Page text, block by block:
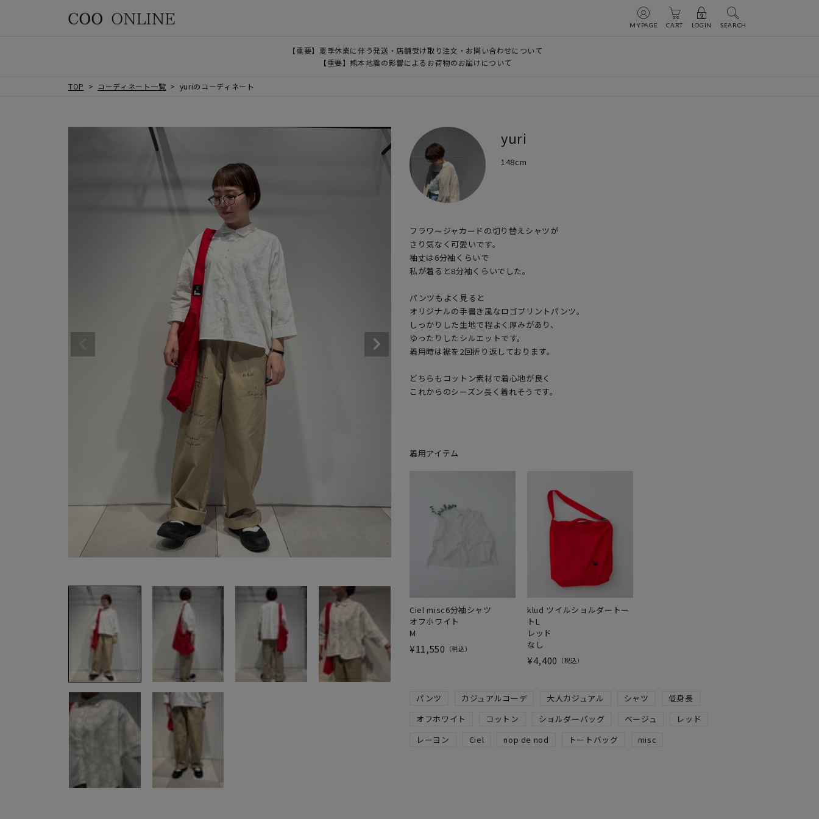
MYPAGE CART LOGIN SEARCH
【重要】夏季休業に伴う発送・店舗受け取り注文・お問い合わせについて
【重要】熊本地震の影響によるお荷物のお届けについて
TOP コーディネート一覧 yuriのコーディネート
yuri
148cm
フラワージャカードの切り替えシャツが
さり気なく可愛いです。
袖丈は6分袖くらいで
私が着ると8分袖くらいでした。
パンツもよく見ると
オリジナルの手書き風なロゴプリントパンツ。
しっかりした生地で程よく厚みがあり、
ゆったりしたシルエットです。
着用時は裾を2回折り返しております。
どちらもコットン素材で着心地が良く
着用アイテム
Ciel misc6分袖シャツ
オフホワイト
M
¥11,550 税込
klud ツイルショルダートー
トL
レッド
なし
¥4,400 税込
パンツ カジュアルコーデ 大人カジュアル シャツ
低身長
オフホワイト
コットン ショルダーバッグ ベージュ
レッド
レーヨン
Ciel nop de nod トートバッグ misc